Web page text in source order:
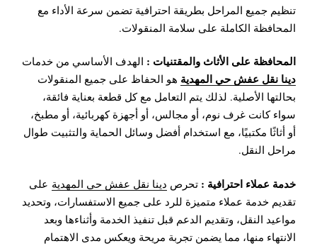
تنظيم جميع المراحل بطريقة احترافية تضمن سرعة الأداء مع
المحافظة الكاملة على سلامة المنقولات.
المحافظة على الأثاث والمقتنيات : الهدف الأساسي من خدمات
دينا نقل عفش حي المهدية هو الحفاظ على جميع المنقولات
بحالتها الأصلية. لذلك يتم التعامل مع كل قطعة بعناية فائقة،
سواء كانت غرف نوم، أو مجالس، أو أجهزة كهربائية، أو مطبخ،
أو أثاثًا مكتبيًا، مع استخدام أفضل وسائل الحماية والتثبيت طوال
مراحل النقل.
خدمة عملاء احترافية : تحرص دينا نقل عفش حي المهدية على
تقديم خدمة عملاء متميزة للرد على جميع الاستفسارات، وتحديد
مواعيد النقل، وتقديم الدعم قبل تنفيذ الخدمة وأثناءها وبعد
الانتهاء منها، مما يضمن تجربة مريحة ويعكس مدى الاهتمام